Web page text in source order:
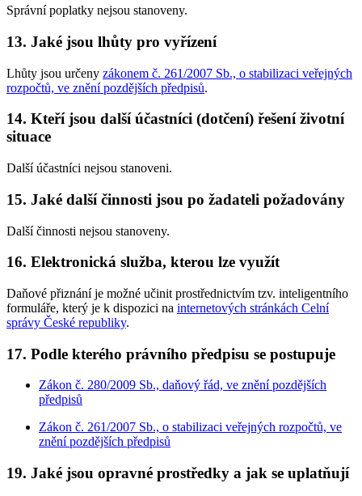
Správní poplatky nejsou stanoveny.
13. Jaké jsou lhůty pro vyřízení
Lhůty jsou určeny zákonem č. 261/2007 Sb., o stabilizaci veřejných
rozpočtů, ve znění pozdějších předpisů.
14. Kteří jsou další účastníci (dotčení) řešení životní
situace
Další účastníci nejsou stanoveni.
15. Jaké další činnosti jsou po žadateli požadovány
Další činnosti nejsou stanoveny.
16. Elektronická služba, kterou lze využít
Daňové přiznání je možné učinit prostřednictvím tzv. inteligentního
formuláře, který je k dispozici na internetových stránkách Celní
správy České republiky.
17. Podle kterého právního předpisu se postupuje
Zákon č. 280/2009 Sb., daňový řád, ve znění pozdějších
předpisů
Zákon č. 261/2007 Sb., o stabilizaci veřejných rozpočtů, ve
znění pozdějších předpisů
19. Jaké jsou opravné prostředky a jak se uplatňují